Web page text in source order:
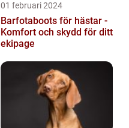
01 februari 2024
Barfotaboots för hästar -
Komfort och skydd för ditt
ekipage